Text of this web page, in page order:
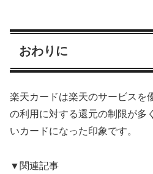
おわりに
楽天カードは楽天のサービスを
の利用に対する還元の制限が多
いカードになった印象です。
▼関連記事